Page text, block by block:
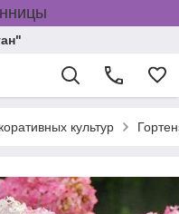
культур